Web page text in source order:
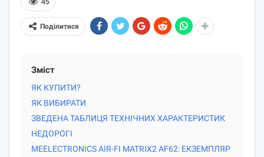
45
Поділитися
Зміст
ЯК КУПИТИ?
ЯК ВИБИРАТИ
ЗВЕДЕНА ТАБЛИЦЯ ТЕХНІЧНИХ ХАРАКТЕРИСТИК
НЕДОРОГІ
MEELECTRONICS AIR-FI MATRIX2 AF62: ЕКЗЕМПЛЯР